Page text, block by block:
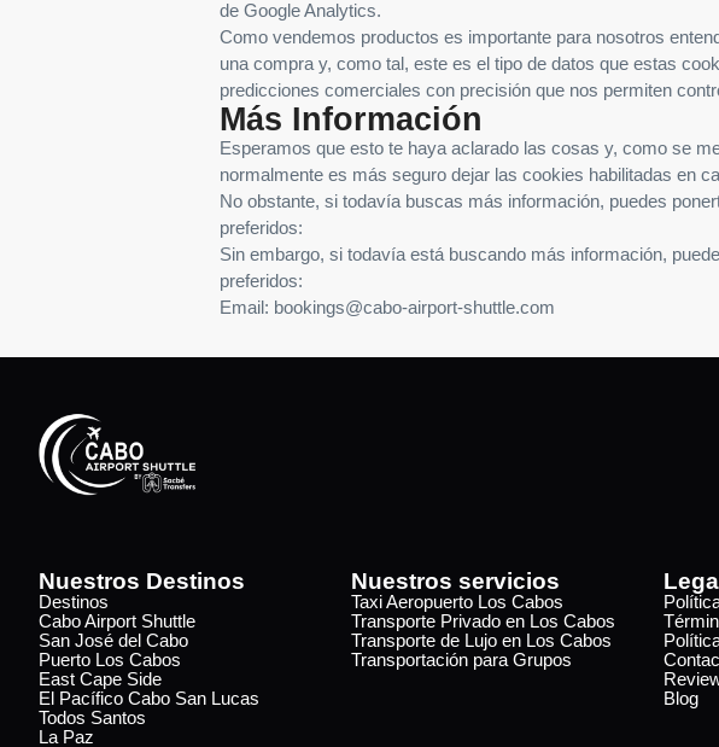
de Google Analytics.
Como vendemos productos es importante para nosotros
una compra y, como tal, este es el tipo de datos que estas
predicciones comerciales con precisión que nos permiten
Más Información
Esperamos que esto te haya aclarado las cosas y, como se
normalmente es más seguro dejar las cookies habilitadas en
No obstante, si todavía buscas más información, puedes
preferidos:
Sin embargo, si todavía está buscando más información,
preferidos:
Email: bookings@cabo-airport-shuttle.com
Nuestros Destinos
Destinos
Cabo Airport Shuttle
San José del Cabo
Puerto Los Cabos
East Cape Side
El Pacífico Cabo San Lucas
Todos Santos
La Paz
Nuestros servicios
Taxi Aeropuerto Los Cabos
Transporte Privado en Los Cabos
Transporte de Lujo en Los Cabos
Transportación para Grupos
Legal
Blog